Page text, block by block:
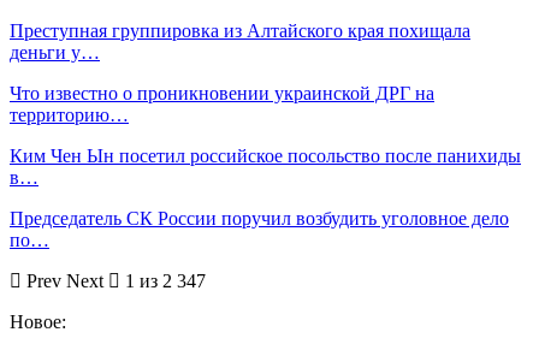
Преступная группировка из Алтайского края похищала
деньги у…
Что известно о проникновении украинской ДРГ на
территорию…
Ким Чен Ын посетил российское посольство после панихиды
в…
Председатель СК России поручил возбудить уголовное дело
по…
Prev Next
1 из 2 347
Новое: